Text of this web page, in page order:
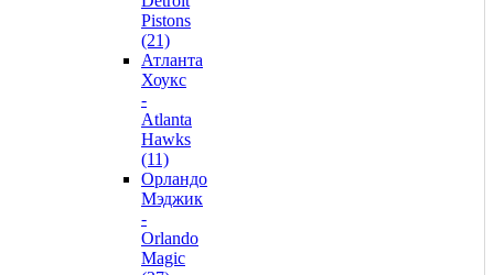
Pistons
(21)
Атланта
Хоукс
-
Atlanta
Hawks
(11)
Орландо
Мэджик
-
Orlando
Magic